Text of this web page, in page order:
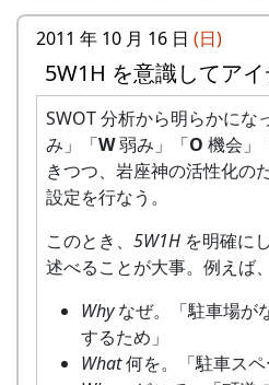
2011 年 10 月 16 日 (日)
5W1H を意識してア
SWOT 分析から明らかにな
み」「W弱み」「O 機会」
きつつ、岩座神の活性化の
設定を行なう。
このとき、 5W1H を明確に
述べることが大事。例えば、
Whyなぜ。「駐車場が
するため」
What何を。「駐車スペ